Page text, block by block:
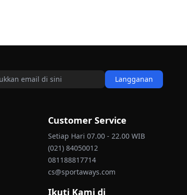
Langganan
Customer Service
Setiap Hari 07.00 - 22.00 WIB
(021) 84050012
081188817714
cs@sportaways.com
Ikuti Kami di